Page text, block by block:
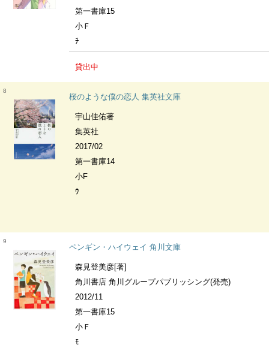
第一書庫15
小Ｆ
ﾁ
貸出中
8
桜のような僕の恋人 集英社文庫
宇山佳佑著
集英社
2017/02
第一書庫14
小F
ｳ
9
ペンギン・ハイウェイ 角川文庫
森見登美彦[著]
角川書店 角川グループパブリッシング(発売)
2012/11
第一書庫15
小Ｆ
ﾓ